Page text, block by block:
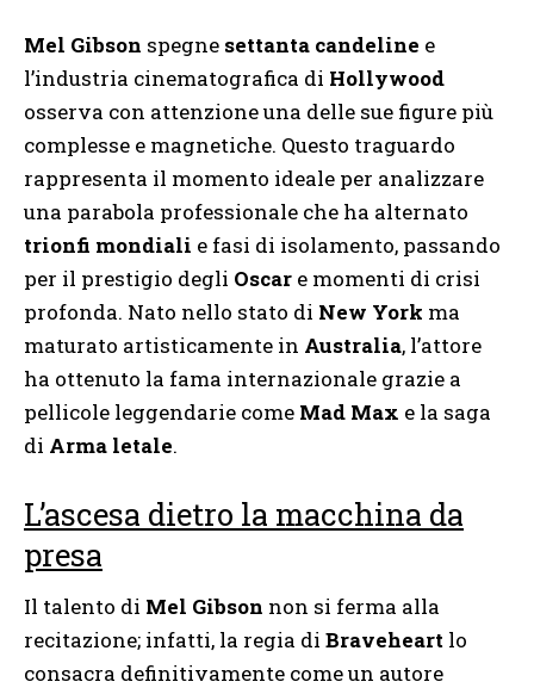
Mel Gibson spegne settanta candeline e
l’industria cinematografica di Hollywood
osserva con attenzione una delle sue figure più
complesse e magnetiche. Questo traguardo
rappresenta il momento ideale per analizzare
una parabola professionale che ha alternato
trionfi mondiali e fasi di isolamento, passando
per il prestigio degli Oscar e momenti di crisi
profonda. Nato nello stato di New York ma
maturato artisticamente in Australia, l’attore
ha ottenuto la fama internazionale grazie a
pellicole leggendarie come Mad Max e la saga
di Arma letale.
L’ascesa dietro la macchina da
presa
Il talento di Mel Gibson non si ferma alla
recitazione; infatti, la regia di Braveheart lo
consacra definitivamente come un autore